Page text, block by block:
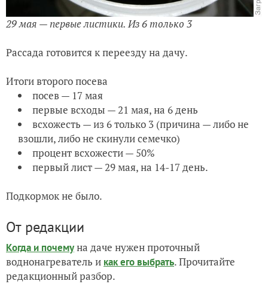
29 мая — первые листики. Из 6 только 3
Рассада готовится к переезду на дачу.
Итоги второго посева
посев — 17 мая
первые всходы — 21 мая, на 6 день
всхожесть — из 6 только 3 (причина — либо не
взошли, либо не скинули семечко)
процент всхожести — 50%
первый лист — 29 мая, на 14-17 день.
Подкормок не было.
От редакции
Когда и почемуна даче нужен проточный
воднонагреватель и как его выбрать. Прочитайте
редакционный разбор.